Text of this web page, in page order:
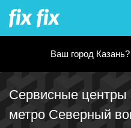
Ваш город Казань?
Сервисные центры
метро Северный